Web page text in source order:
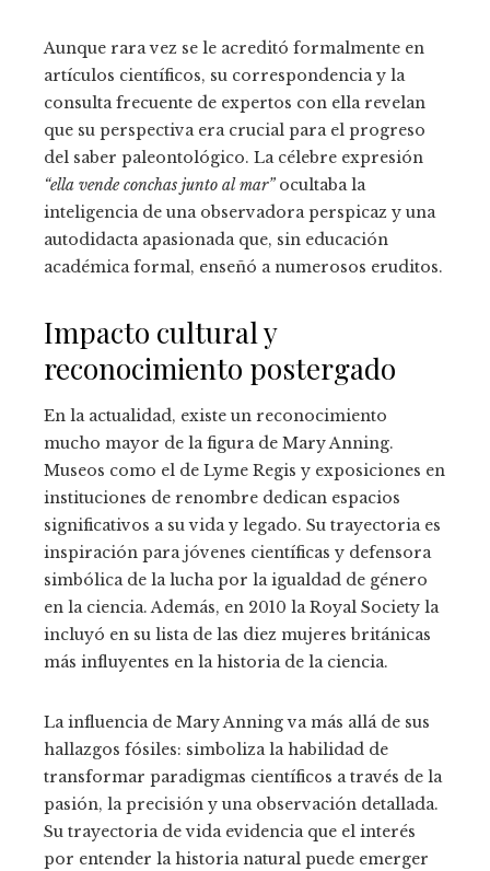
Aunque rara vez se le acreditó formalmente en
artículos científicos, su correspondencia y la
consulta frecuente de expertos con ella revelan
que su perspectiva era crucial para el progreso
del saber paleontológico. La célebre expresión
“ella vende conchas junto al mar”ocultaba la
inteligencia de una observadora perspicaz y una
autodidacta apasionada que, sin educación
académica formal, enseñó a numerosos eruditos.
Impacto cultural y
reconocimiento postergado
En la actualidad, existe un reconocimiento
mucho mayor de la figura de Mary Anning.
Museos como el de Lyme Regis y exposiciones en
instituciones de renombre dedican espacios
significativos a su vida y legado. Su trayectoria es
inspiración para jóvenes científicas y defensora
simbólica de la lucha por la igualdad de género
en la ciencia. Además, en 2010 la Royal Society la
incluyó en su lista de las diez mujeres británicas
más influyentes en la historia de la ciencia.
La influencia de Mary Anning va más allá de sus
hallazgos fósiles: simboliza la habilidad de
transformar paradigmas científicos a través de la
pasión, la precisión y una observación detallada.
Su trayectoria de vida evidencia que el interés
por entender la historia natural puede emerger